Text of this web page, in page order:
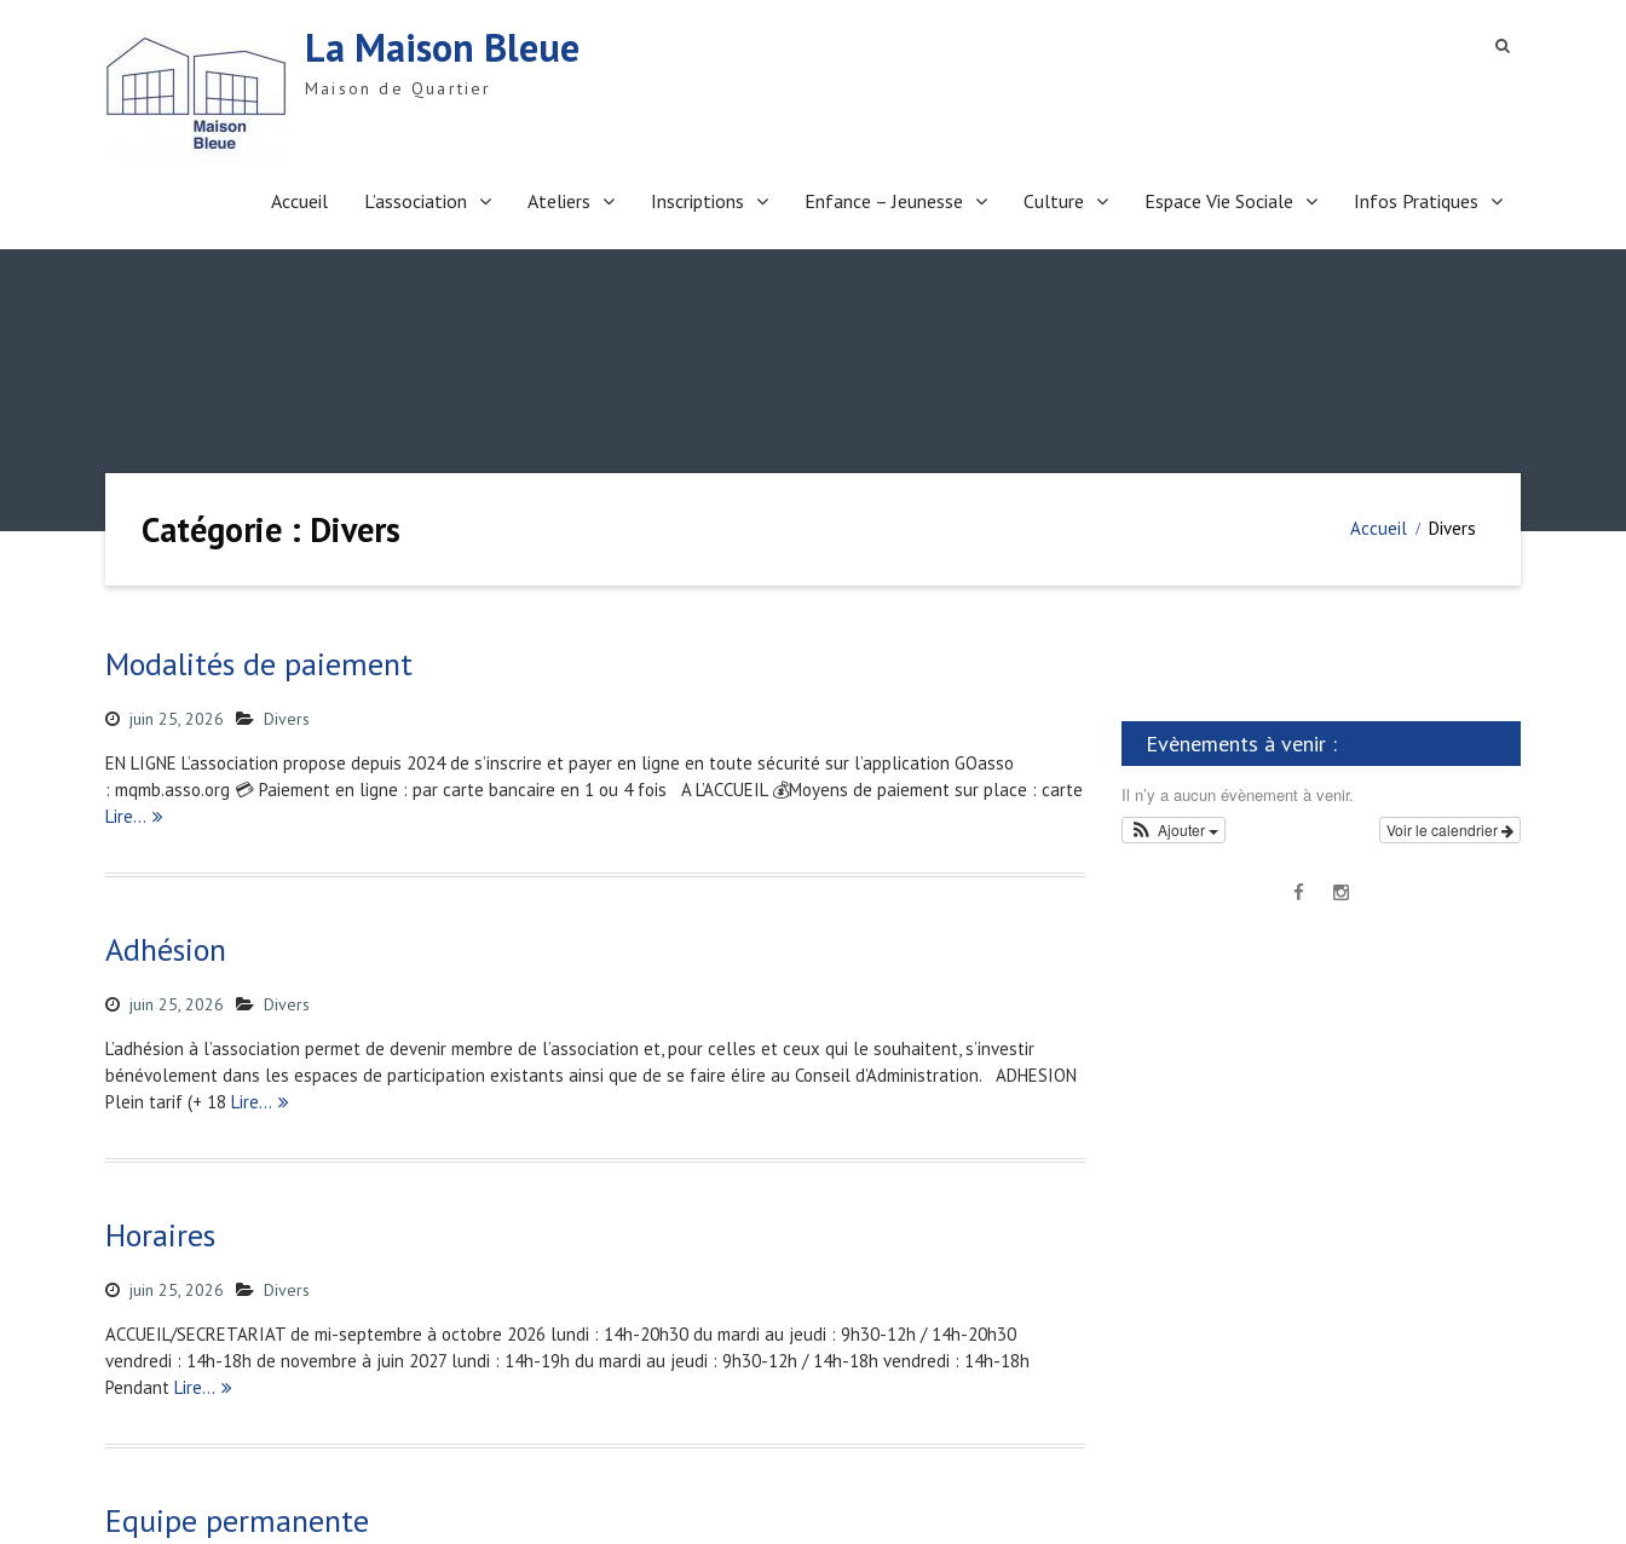
t
La Maison Bleue
Maison de Quartier
Accueil L’association Ateliers Inscriptions Enfance – Jeunesse Culture Espace Vie Sociale Infos Pratiques
Catégorie : Divers Accueil Divers
Modalités de paiement
juin 25, 2026 Divers
EN LIGNE L’association propose depuis 2024 de s’inscrire et payer en ligne en toute sécurité sur l’application GOasso
: mqmb.asso.org 💳 Paiement en ligne : par carte bancaire en 1 ou 4 fois A L’ACCUEIL 💰Moyens de paiement sur place : carte
Lire…
Adhésion
juin 25, 2026 Divers
L’adhésion à l’association permet de devenir membre de l’association et, pour celles et ceux qui le souhaitent, s’investir
bénévolement dans les espaces de participation existants ainsi que de se faire élire au Conseil d’Administration. ADHESION
Plein tarif (+ 18 Lire…
Horaires
juin 25, 2026 Divers
ACCUEIL/SECRETARIAT de mi-septembre à octobre 2026 lundi : 14h-20h30 du mardi au jeudi : 9h30-12h / 14h-20h30
vendredi : 14h-18h de novembre à juin 2027 lundi : 14h-19h du mardi au jeudi : 9h30-12h / 14h-18h vendredi : 14h-18h
Pendant Lire…
Equipe permanente
Evènements à venir :
Il n’y a aucun évènement à venir.
Voir le calendrier
Ajouter